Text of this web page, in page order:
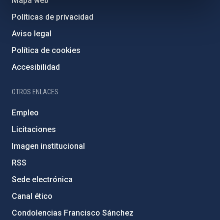
Políticas de privacidad
Aviso legal
Política de cookies
Accesibilidad
OTROS ENLACES
Empleo
Licitaciones
Imagen institucional
RSS
Sede electrónica
Canal ético
Condolencias Francisco Sánchez